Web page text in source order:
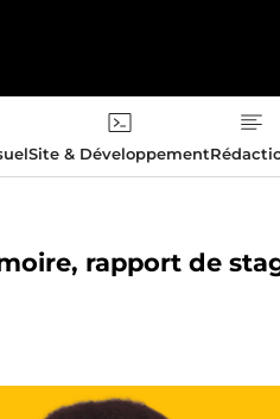
Site & Développement
rapport de